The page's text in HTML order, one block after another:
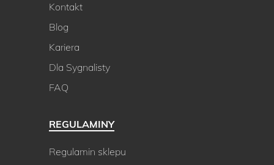
Kontakt
Blog
Kariera
Dla Sygnalisty
FAQ
REGULAMINY
Regulamin sklepu